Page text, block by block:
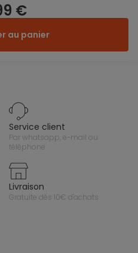
€
au panier
service client
par whatsapp, e-mail ou
téléphone
livraison
gratuite dès 10€ d'achats